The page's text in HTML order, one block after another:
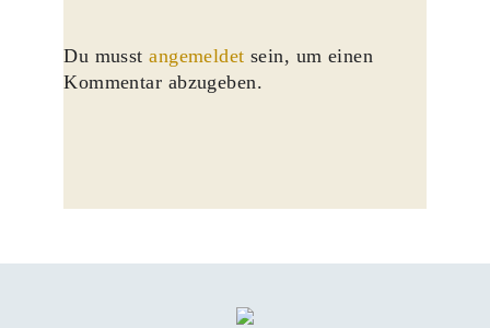
Du musstangemeldet sein, um einen
Kommentar abzugeben.